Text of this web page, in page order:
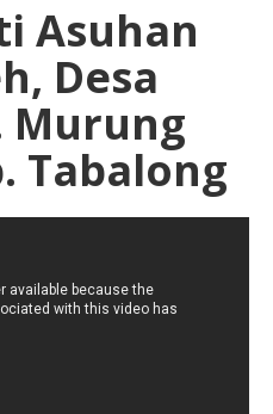
Asuhan
Desa
Murung
Tabalong